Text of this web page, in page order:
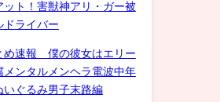
ット！害獣神アリ・ガー被
ドライバー
め速報 僕の彼女はエリー
メンタルメンヘラ電波中年
いぐるみ男子末路編